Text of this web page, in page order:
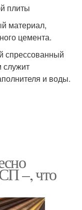
плиты
материал,
цемента.
спрессованный
служит
и воды.
–, что